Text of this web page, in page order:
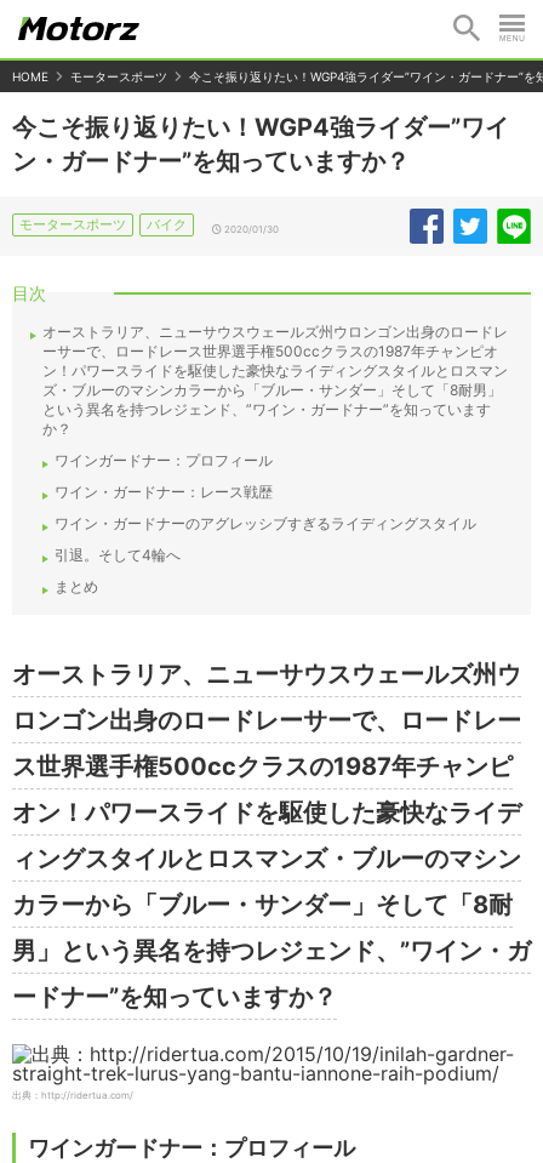
HOME モータースポーツ 今こそ振り返りたい！WGP4強ライダー”ワイン・ガードナー”を
今こそ振り返りたい！WGP4強ライダー”ワイ
ン・ガードナー”を知っていますか？
モータースポーツ バイク 2020/01/30
目次
オーストラリア、ニューサウスウェールズ州ウロンゴン出身のロードレ
ーサーで、ロードレース世界選手権500ccクラスの1987年チャンピオ
ン！パワースライドを駆使した豪快なライディングスタイルとロスマン
ズ・ブルーのマシンカラーから「ブルー・サンダー」そして「8耐男」
という異名を持つレジェンド、”ワイン・ガードナー”を知っています
か？
ワインガードナー：プロフィール
ワイン・ガードナー：レース戦歴
ワイン・ガードナーのアグレッシブすぎるライディングスタイル
引退。そして4輪へ
まとめ
オーストラリア、ニューサウスウェールズ州ウ
ロンゴン出身のロードレーサーで、ロードレー
ス世界選手権500ccクラスの1987年チャンピ
オン！パワースライドを駆使した豪快なライデ
ィングスタイルとロスマンズ・ブルーのマシン
カラーから「ブルー・サンダー」そして「8耐
男」という異名を持つレジェンド、”ワイン・ガ
ードナー”を知っていますか？
出典：http://ridertua.com/
ワインガードナー：プロフィール